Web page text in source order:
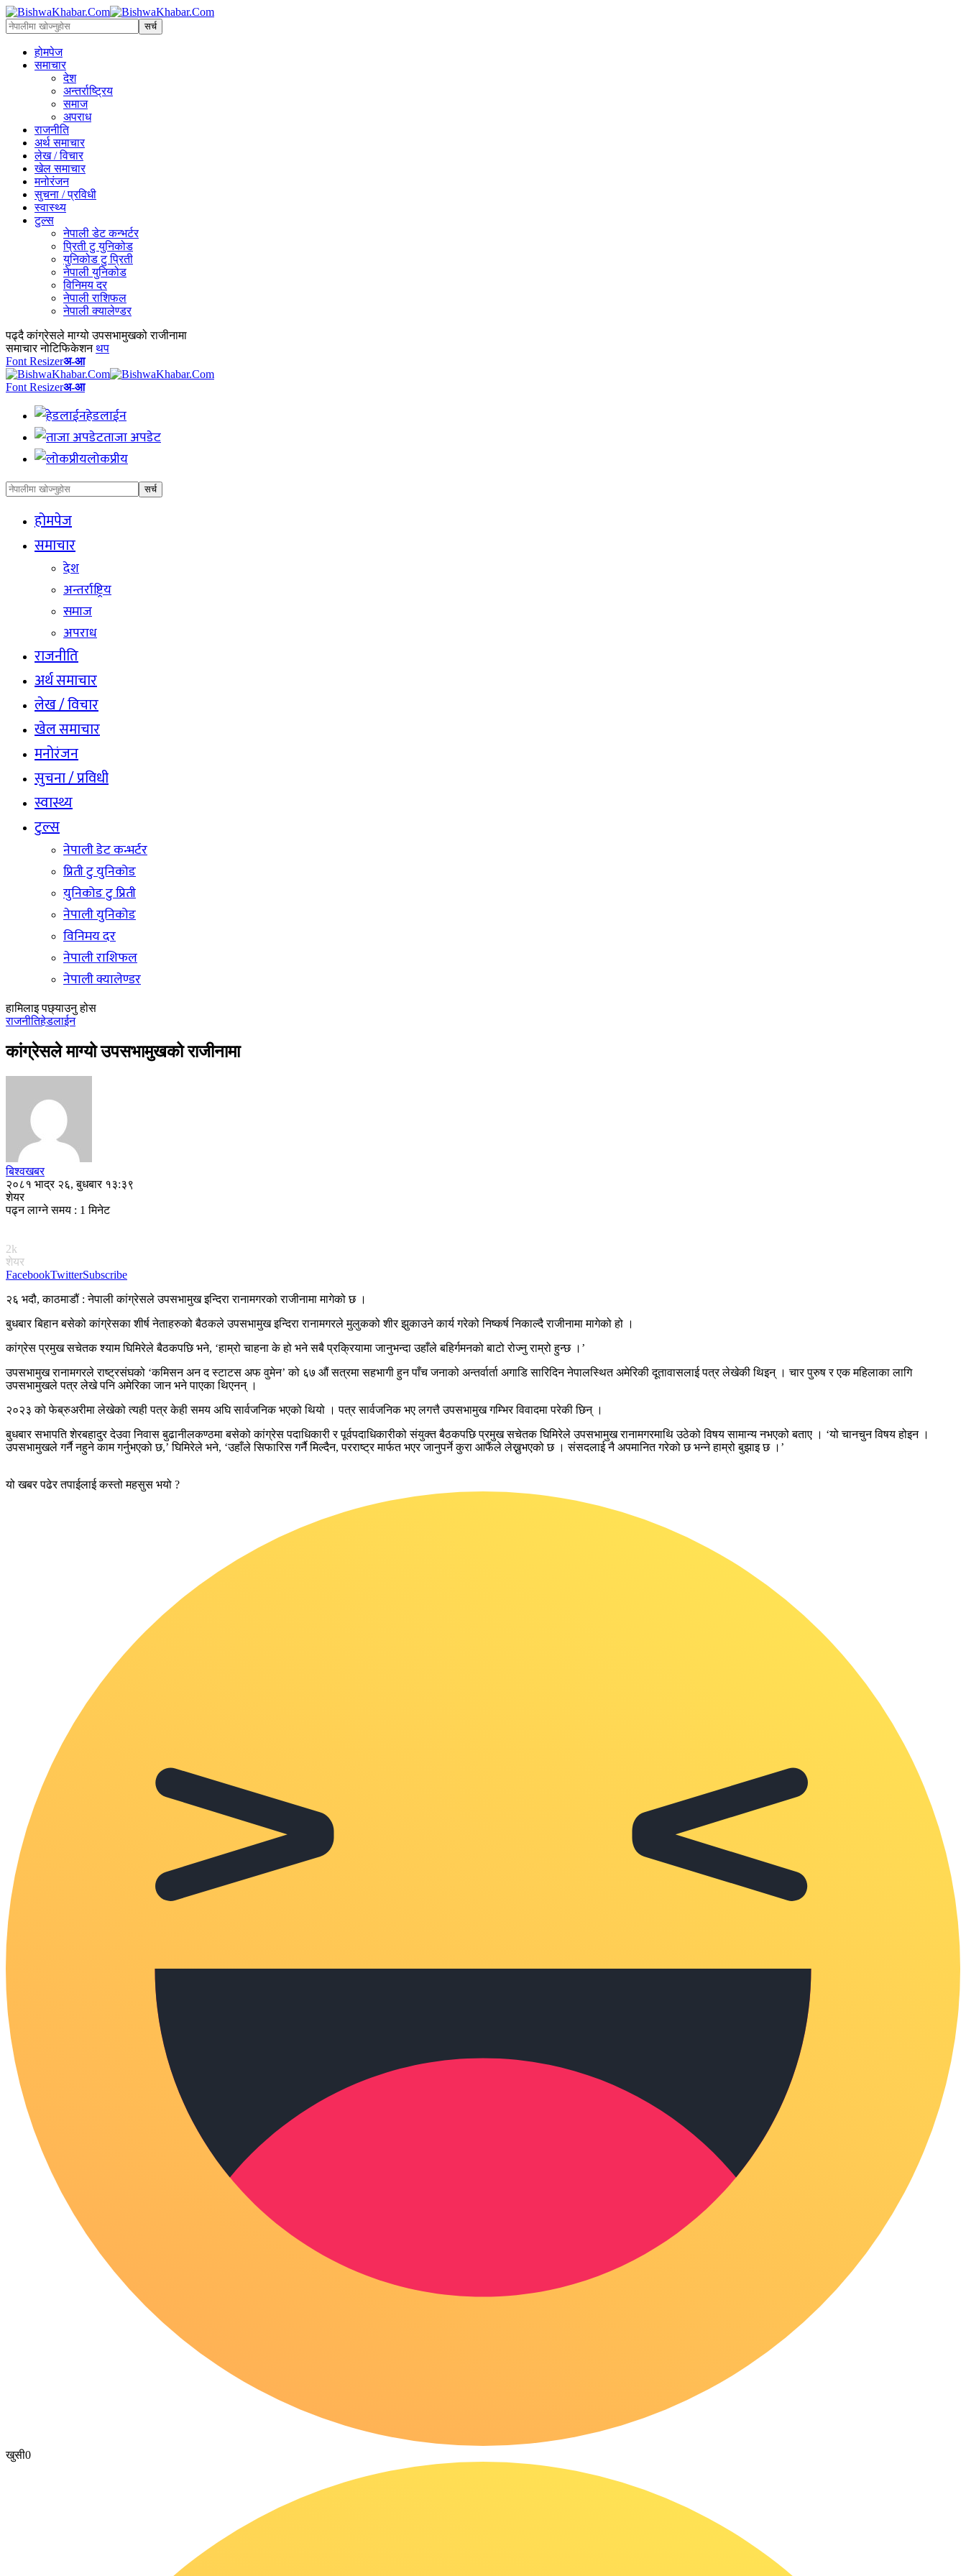
होमपेज
समाचार
देश
अन्तर्राष्ट्रिय
समाज
अपराध
राजनीति
अर्थ समाचार
लेख / विचार
खेल समाचार
मनोरंजन
सुचना / प्रविधी
स्वास्थ्य
टुल्स
नेपाली डेट कन्भर्टर
प्रिती टु युनिकोड
युनिकोड टु प्रिती
नेपाली युनिकोड
विनिमय दर
नेपाली राशिफल
नेपाली क्यालेण्डर
पढ्दै कांग्रेसले माग्यो उपसभामुखको राजीनामा
समाचार नोटिफिकेशन थप
Font Resizerअ-आ
Font Resizerअ-आ
हेडलाईन
ताजा अपडेट
लोकप्रीय
होमपेज
समाचार
देश
अन्तर्राष्ट्रिय
समाज
अपराध
राजनीति
अर्थ समाचार
लेख / विचार
खेल समाचार
मनोरंजन
सुचना / प्रविधी
स्वास्थ्य
टुल्स
नेपाली डेट कन्भर्टर
प्रिती टु युनिकोड
युनिकोड टु प्रिती
नेपाली युनिकोड
विनिमय दर
नेपाली राशिफल
नेपाली क्यालेण्डर
हामिलाइ पछ्याउनु होस
राजनीतिहेडलाईन
कांग्रेसले माग्यो उपसभामुखको राजीनामा
बिश्वखबर
२०८१ भाद्र २६, बुधबार १३:३९
शेयर
पढ्न लाग्ने समय : 1 मिनेट
2k
शेयर
FacebookTwitterSubscribe
२६ भदौ, काठमाडौं : नेपाली कांग्रेसले उपसभामुख इन्दिरा रानामगरको राजीनामा मागेको छ ।
बुधबार बिहान बसेको कांग्रेसका शीर्ष नेताहरुको बैठकले उपसभामुख इन्दिरा रानामगरले मुलुकको शीर झुकाउने कार्य गरेको निष्कर्ष निकाल्दै राजीनामा मागेको हो ।
कांग्रेस प्रमुख सचेतक श्याम घिमिरेले बैठकपछि भने, ‘हाम्रो चाहना के हो भने सबै प्रक्रियामा जानुभन्दा उहाँले बहिर्गमनको बाटो रोज्नु राम्रो हुन्छ ।’
उपसभामुख रानामगरले राष्ट्रसंघको ‘कमिसन अन द स्टाटस अफ वुमेन’ को ६७ औं सत्रमा सहभागी हुन पाँच जनाको अन्तर्वार्ता अगाडि सारिदिन नेपालस्थित अमेरिकी दूतावासलाई पत्र लेखेकी थिइन् । चार पुरुष र एक महिलाका लागि
उपसभामुखले पत्र लेखे पनि अमेरिका जान भने पाएका थिएनन् ।
२०२३ को फेब्रुअरीमा लेखेको त्यही पत्र केही समय अघि सार्वजनिक भएको थियो । पत्र सार्वजनिक भए लगत्तै उपसभामुख गम्भिर विवादमा परेकी छिन् ।
बुधबार सभापति शेरबहादुर देउवा निवास बुढानीलकण्ठमा बसेको कांग्रेस पदाधिकारी र पूर्वपदाधिकारीको संयुक्त बैठकपछि प्रमुख सचेतक घिमिरेले उपसभामुख रानामगरमाथि उठेको विषय सामान्य नभएको बताए । ‘यो चानचुन विषय होइन ।
उपसभामुखले गर्नै नहुने काम गर्नुभएको छ,’ घिमिरेले भने, ‘उहाँले सिफारिस गर्नै मिल्दैन, परराष्ट्र मार्फत भएर जानुपर्ने कुरा आफैंले लेख्नुभएको छ । संसदलाई नै अपमानित गरेको छ भन्ने हाम्रो बुझाइ छ ।’
यो खबर पढेर तपाईलाई कस्तो महसुस भयो ?
खुसी0